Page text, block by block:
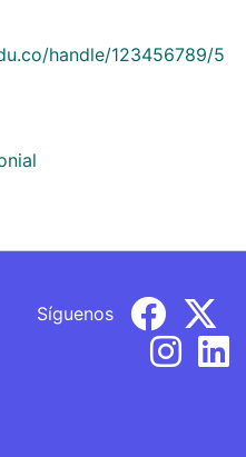
handle/123456789/5
Síguenos